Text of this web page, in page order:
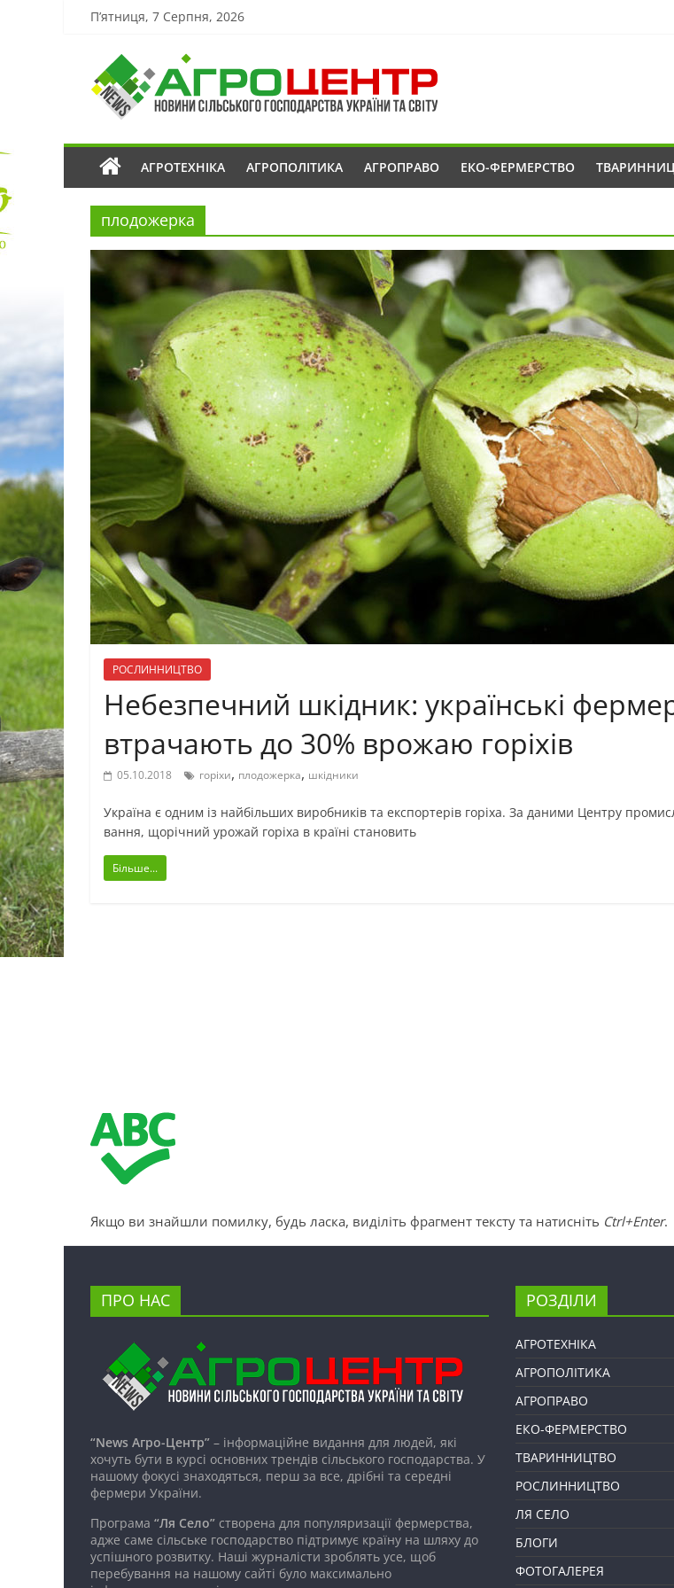
П’ятниця, 7 Серпня, 2026
АГРОТЕХНІКА АГРОПОЛІТИКА АГРОПРАВО ЕКО-ФЕРМЕРСТВО
плодожерка
РОСЛИННИЦТВО
Небезпечний шкідник: українські
втрачають до 30% врожаю горіхів
05.10.2018 горіхи, плодожерка, шкідники
Ук­раїна є од­ним із найбільших ви­­робників та ек­с­пор­терів горіха. За да­­ни­ми Цен­т­ру
ван­ня, щорічний уро­жай горіха в країні ста­но­вить
Більше...
Якщо ви знайшли помилку, будь ласка, виділіть фрагмент тексту та натисніть Ctrl+Enter.
ПРО НАС
“News Агро-Центр” – інформаційне видання для людей, які
хочуть бути в курсі основних трендів сільського господарства. У
нашому фокусі знаходяться, перш за все, дрібні та середні
фермери України.
Програма “Ля Село” створена для популяризації фермерства,
адже саме сільське господарство підтримує країну на шляху до
успішного розвитку. Наші журналісти зроблять усе, щоб
перебування на нашому сайті було максимально
РОЗДІЛИ
АГРОТЕХНІКА
АГРОПОЛІТИКА
АГРОПРАВО
ЕКО-ФЕРМЕРСТВО
ТВАРИННИЦТВО
РОСЛИННИЦТВО
ЛЯ СЕЛО
БЛОГИ
ФОТОГАЛЕРЕЯ